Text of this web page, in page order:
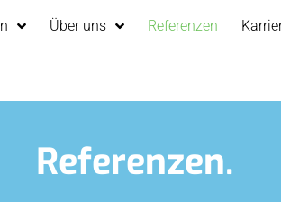
Über uns Referenzen
Referenzen.